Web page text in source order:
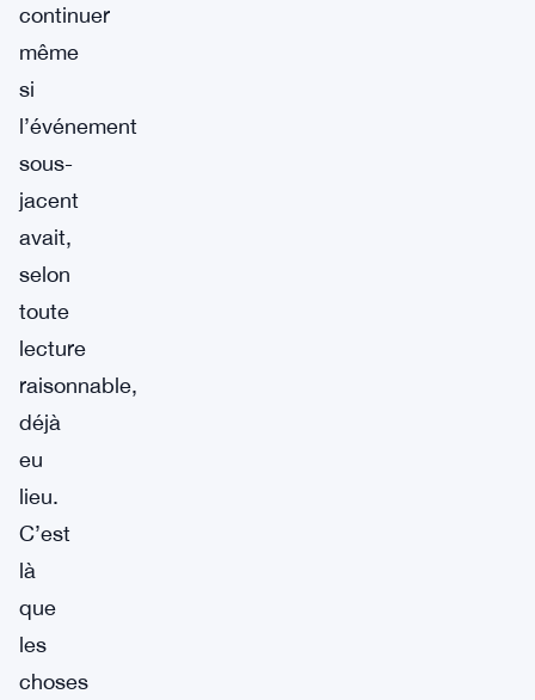
continuer
même
si
l’événement
sous-
jacent
avait,
selon
toute
lecture
raisonnable,
déjà
eu
lieu.
C’est
là
que
les
choses